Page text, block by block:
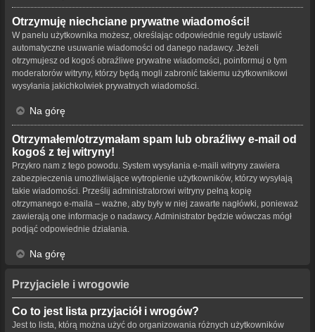
Otrzymuję niechciane prywatne wiadomości!
W panelu użytkownika możesz, określając odpowiednie reguły ustawić
automatyczne usuwanie wiadomości od danego nadawcy. Jeżeli
otrzymujesz od kogoś obraźliwe prywatne wiadomości, poinformuj o tym
moderatorów witryny, którzy będą mogli zabronić takiemu użytkownikowi
wysyłania jakichkolwiek prywatnych wiadomości.
Na górę
Otrzymałem/otrzymałam spam lub obraźliwy e-mail od
kogoś z tej witryny!
Przykro nam z tego powodu. System wysyłania e-maili witryny zawiera
zabezpieczenia umożliwiające wytropienie użytkowników, którzy wysyłają
takie wiadomości. Prześlij administratorowi witryny pełną kopię
otrzymanego e-maila – ważne, aby były w niej zawarte nagłówki, ponieważ
zawierają one informacje o nadawcy. Administrator będzie wówczas mógł
podjąć odpowiednie działania.
Na górę
Przyjaciele i wrogowie
Co to jest lista przyjaciół i wrogów?
Jest to lista, którą można użyć do organizowania różnych użytkowników